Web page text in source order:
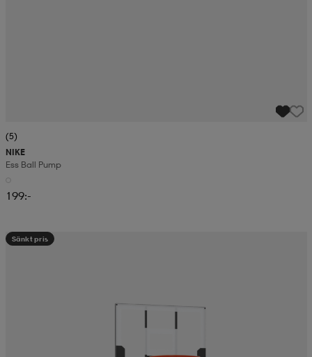
(5)
NIKE
Ess Ball Pump
199:-
Sänkt pris